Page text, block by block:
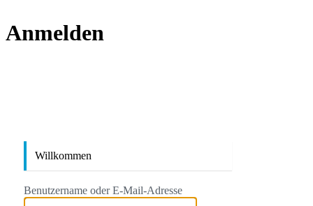
Anmelden
Willkommen
Benutzername oder E-Mail-Adresse